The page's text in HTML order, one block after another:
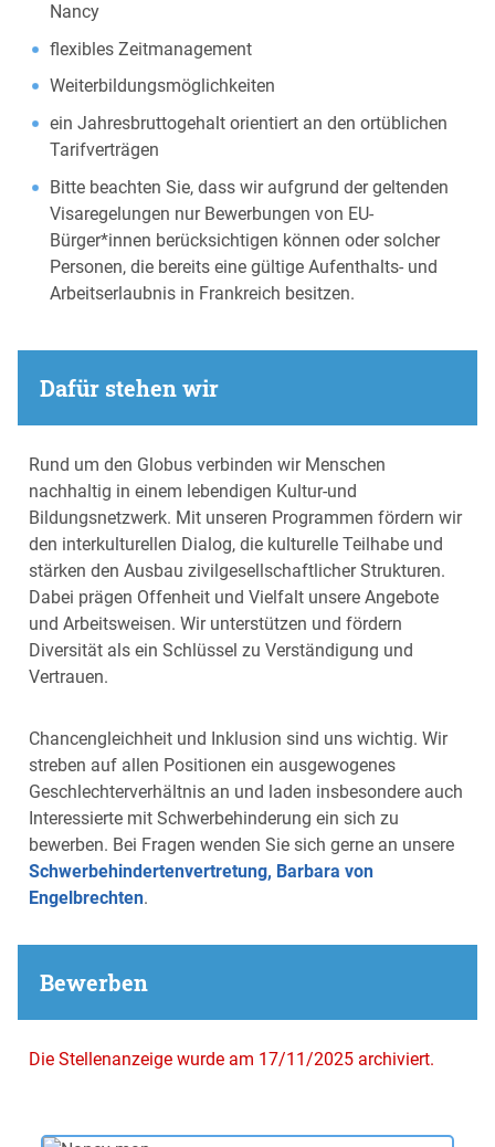
Nancy
flexibles Zeitmanagement
Weiterbildungsmöglichkeiten
ein Jahresbruttogehalt orientiert an den ortüblichen
Tarifverträgen
Bitte beachten Sie, dass wir aufgrund der geltenden
Visaregelungen nur Bewerbungen von EU-
Bürger*innen berücksichtigen können oder solcher
Personen, die bereits eine gültige Aufenthalts- und
Arbeitserlaubnis in Frankreich besitzen.
Dafür stehen wir
Rund um den Globus verbinden wir Menschen
nachhaltig in einem lebendigen Kultur-und
Bildungsnetzwerk. Mit unseren Programmen fördern wir
den interkulturellen Dialog, die kulturelle Teilhabe und
stärken den Ausbau zivilgesellschaftlicher Strukturen.
Dabei prägen Offenheit und Vielfalt unsere Angebote
und Arbeitsweisen. Wir unterstützen und fördern
Diversität als ein Schlüssel zu Verständigung und
Vertrauen.
Chancengleichheit und Inklusion sind uns wichtig. Wir
streben auf allen Positionen ein ausgewogenes
Geschlechterverhältnis an und laden insbesondere auch
Interessierte mit Schwerbehinderung ein sich zu
bewerben. Bei Fragen wenden Sie sich gerne an unsere
Schwerbehindertenvertretung, Barbara von
Engelbrechten.
Bewerben
Die Stellenanzeige wurde am 17/11/2025 archiviert.